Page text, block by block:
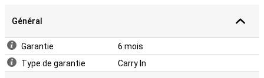
Général
Garantie
6 mois
Type de garantie
Carry In